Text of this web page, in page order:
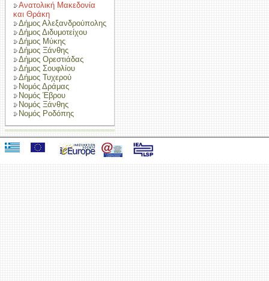
Ανατολική Μακεδονία
και Θράκη
Δήμος Αλεξανδρούπολης
Δήμος Διδυμοτείχου
Δήμος Μύκης
Δήμος Ξάνθης
Δήμος Ορεστιάδας
Δήμος Σουφλίου
Δήμος Τυχερού
Νομός Δράμας
Νομός Έβρου
Νομός Ξάνθης
Νομός Ροδόπης